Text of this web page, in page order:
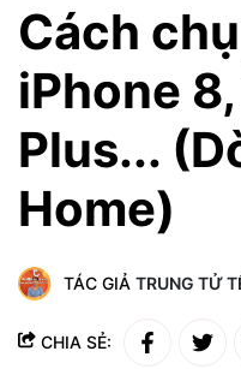
Cách
iPhone
Plus...
Home)
TÁC GIẢ TRUNG TỬ
CHIA SẺ: